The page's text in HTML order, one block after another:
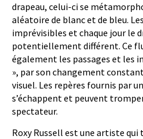
drapeau, celui-ci se
aléatoire de blanc et de bleu.
imprévisibles et chaque jour le
potentiellement différent. Ce
également les passages et les
», par son changement
visuel. Les repères fournis par
s’échappent et peuvent
spectateur.
Roxy Russell est une artiste